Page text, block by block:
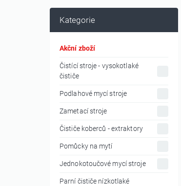
Kategorie
Akční zboží
Čistící stroje - vysokotlaké
čističe
Podlahové mycí stroje
Zametací stroje
Čističe koberců - extraktory
Pomůcky na mytí
Jednokotoučové mycí stroje
Parní čističe nízkotlaké